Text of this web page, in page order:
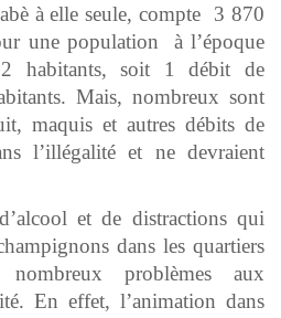
à elle seule, compte 3 870
une population à l’époque
habitants, soit 1 débit de
Mais, nombreux sont
maquis et autres débits de
l’illégalité et ne devraient
et de distractions qui
dans les quartiers
problèmes aux
En effet, l’animation dans